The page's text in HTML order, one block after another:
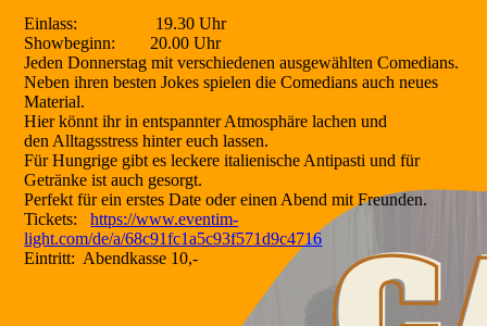
Einlass: 19.30 Uhr
Showbeginn: 20.00 Uhr
Jeden Donnerstag mit verschiedenen ausgewählten Comedians.
Neben ihren besten Jokes spielen die Comedians auch neues
Material.
Hier könnt ihr in entspannter Atmosphäre lachen und
den Alltagsstress hinter euch lassen.
Für Hungrige gibt es leckere italienische Antipasti und für
Getränke ist auch gesorgt.
Perfekt für ein erstes Date oder einen Abend mit Freunden.
Tickets:https://www.eventim-
light.com/de/a/68c91fc1a5c93f571d9c4716
Eintritt: Abendkasse 10,-